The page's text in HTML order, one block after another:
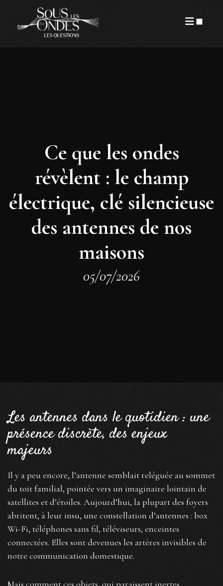
Ce que les ondes
révèlent : le champ
électrique, clé silencieuse
des antennes de nos
maisons
05/07/2026
Les antennes dans le quotidien : une
présence discrète, des enjeux
majeurs
Il y a peu encore, l’antenne semblait reléguée au sommet
du toit familial, pointée vers un imaginaire lointain de
satellites et d’étoiles. Aujourd’hui, la plupart des foyers
abritent, à leur insu, une constellation d’antennes : box
Wi-Fi, téléphones sans fil, téléviseurs, enceintes
connectées. Elles sont devenues les artères invisibles de
notre communication domestique.